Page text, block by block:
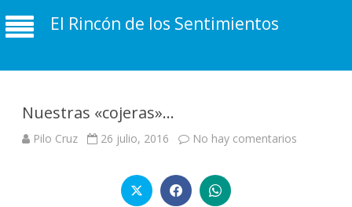
El Rincón de los Sentimientos
Nuestras «cojeras»…
Pilo Cruz 26 julio, 2016 No hay comentarios